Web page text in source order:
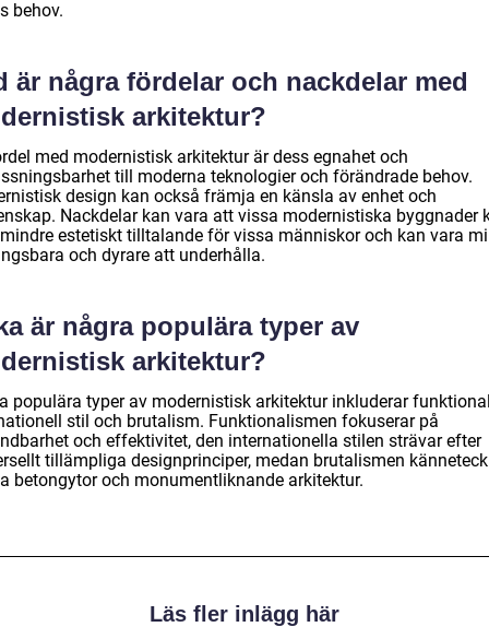
behov.
är några fördelar och nackdelar med
arkitektur?
med modernistisk arkitektur är dess egnahet och
till moderna teknologier och förändrade behov.
design kan också främja en känsla av enhet och
Nackdelar kan vara att vissa modernistiska byggnader
estetiskt tilltalande för vissa människor och kan vara
och dyrare att underhålla.
är några populära typer av
arkitektur?
populära typer av modernistisk arkitektur inkluderar
stil och brutalism. Funktionalismen fokuserar på
och effektivitet, den internationella stilen strävar efter
tillämpliga designprinciper, medan brutalismen
betongytor och monumentliknande arkitektur.
Läs fler inlägg här